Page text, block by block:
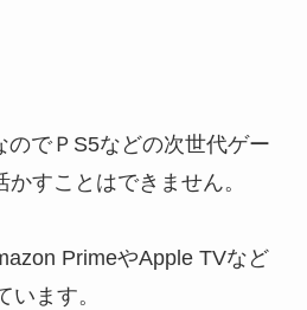
のでＰS5などの次世代ゲー
すことはできません。
PrimeやApple TVなど
います。